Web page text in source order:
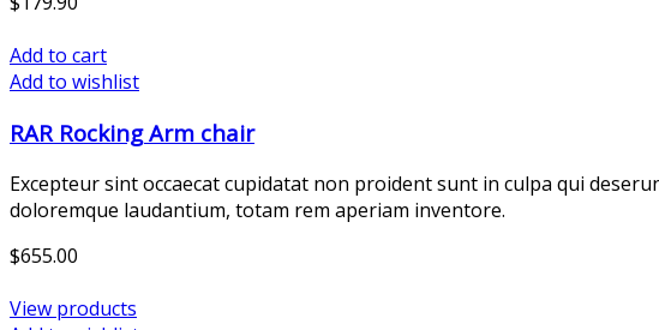
Add to cart
Add to wishlist
RAR Rocking Arm chair
Excepteur sint occaecat cupidatat non proident sunt in culpa qui
doloremque laudantium, totam rem aperiam inventore.
$655.00
View products